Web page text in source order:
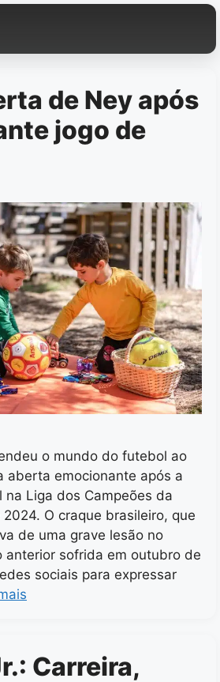
de Ney após
jogo de
o mundo do futebol ao
aberta emocionante após a
Liga dos Campeões da
O craque brasileiro, que
de uma grave lesão no
anterior sofrida em outubro de
sociais para expressar
Carreira,